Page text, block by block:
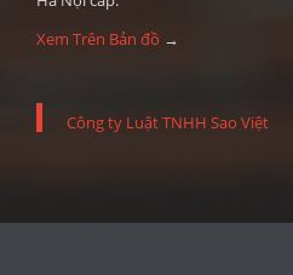
Xem Trên Bản đồ →
Công ty Luật TNHH Sao Việt